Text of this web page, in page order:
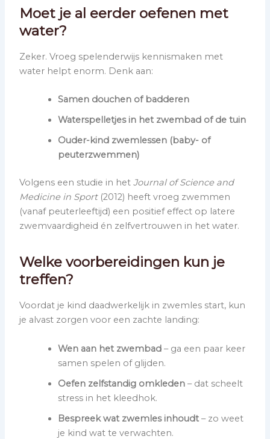
Moet je al eerder oefenen met
water?
Zeker. Vroeg spelenderwijs kennismaken met
water helpt enorm. Denk aan:
Samen douchen of badderen
Waterspelletjes in het zwembad of de tuin
Ouder-kind zwemlessen (baby- of
peuterzwemmen)
Volgens een studie in hetJournal of Science and
Medicine in Sport(2012) heeft vroeg zwemmen
(vanaf peuterleeftijd) een positief effect op latere
zwemvaardigheid én zelfvertrouwen in het water.
Welke voorbereidingen kun je
treffen?
Voordat je kind daadwerkelijk in zwemles start, kun
je alvast zorgen voor een zachte landing:
Wen aan het zwembad – ga een paar keer
samen spelen of glijden.
Oefen zelfstandig omkleden – dat scheelt
stress in het kleedhok.
Bespreek wat zwemles inhoudt – zo weet
je kind wat te verwachten.